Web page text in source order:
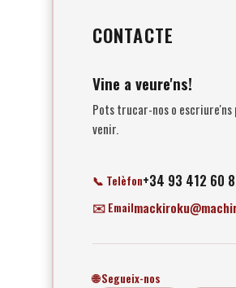
CONTACTE
Vine a veure'ns!
Pots trucar-nos o escriure'ns
venir.
📞 Telèfon+34 93 412 60
✉️ Email
🌐Segueix-nos